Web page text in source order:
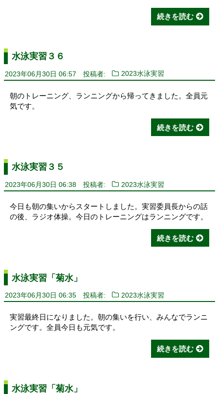
続きを読む
水泳実習３６
2023年06月30日 06:57 投稿者: 2023水泳実習
朝のトレーニング、ランニングから帰ってきました。全員元
気です。
続きを読む
水泳実習３５
2023年06月30日 06:38 投稿者: 2023水泳実習
今日も朝の集いからスタートしました。実習委員長からの話
の後、ラジオ体操。今日のトレーニングはランニングです。
続きを読む
水泳実習「菊水」
2023年06月30日 06:35 投稿者: 2023水泳実習
実習最終日になりました。朝の集いを行い、みんなでランニ
ングです。全員今日も元気です。
続きを読む
水泳実習「菊水」